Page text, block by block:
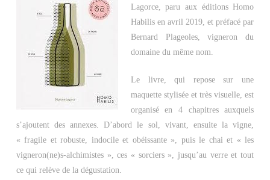
Lagorce, paru aux éditions Homo
Habilis en avril 2019, et préfacé par
Bernard Plageoles, vigneron du
domaine du même nom.
Le livre, qui repose sur une
maquette stylisée et très visuelle, est
organisé en 4 chapitres auxquels
s’ajoutent des annexes. D’abord le sol, vivant, ensuite la vigne,
« fragile et robuste, indocile et obéissante », puis le chai et « les
vigneron(ne)s-alchimistes », ces « sorciers », jusqu’au verre et tout
ce qui relève de la dégustation.